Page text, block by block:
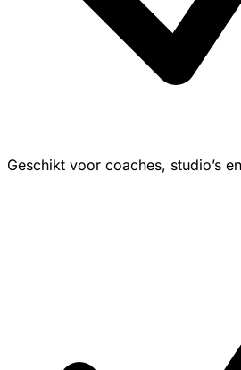
Geschikt voor coaches, studio’s